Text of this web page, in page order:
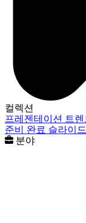
컬렉션
프레젠테이션 트
준비 완료 슬라이드
분야